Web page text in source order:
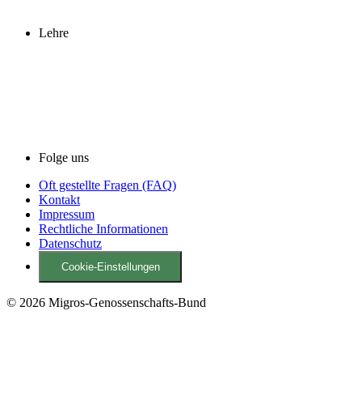
Lehre
Folge uns
Oft gestellte Fragen (FAQ)
Kontakt
Impressum
Rechtliche Informationen
Datenschutz
Cookie-Einstellungen
© 2026 Migros-Genossenschafts-Bund